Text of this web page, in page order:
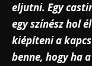
eljutni. Egy
egy színész hol
kiépíteni a
benne, hogy ha